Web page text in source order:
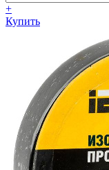
+
Купить